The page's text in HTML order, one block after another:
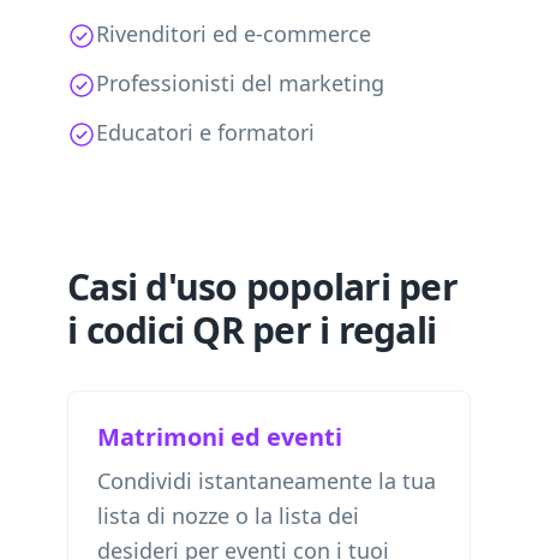
Rivenditori ed e-commerce
Professionisti del marketing
Educatori e formatori
Casi d'uso popolari per
i codici QR per i regali
Matrimoni ed eventi
Condividi istantaneamente la tua
lista di nozze o la lista dei
desideri per eventi con i tuoi